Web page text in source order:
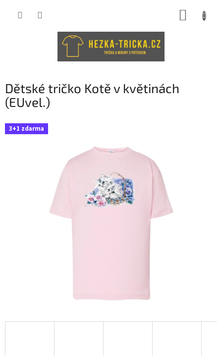
Dětské tričko Kotě v květinách
(EUvel.)
3+1 zdarma